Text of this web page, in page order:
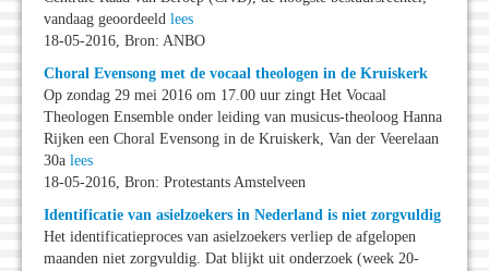
vandaag geoordeeld lees
18-05-2016, Bron: ANBO
Choral Evensong met de vocaal theologen in de Kruiskerk
Op zondag 29 mei 2016 om 17.00 uur zingt Het Vocaal
Theologen Ensemble onder leiding van musicus-theoloog Hanna
Rijken een Choral Evensong in de Kruiskerk, Van der Veerelaan
30a lees
18-05-2016, Bron: Protestants Amstelveen
Identificatie van asielzoekers in Nederland is niet zorgvuldig
Het identificatieproces van asielzoekers verliep de afgelopen
maanden niet zorgvuldig. Dat blijkt uit onderzoek (week 20-